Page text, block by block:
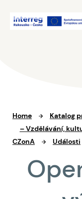
Home Katalog
– Vzdělávání,
CZonA
Události